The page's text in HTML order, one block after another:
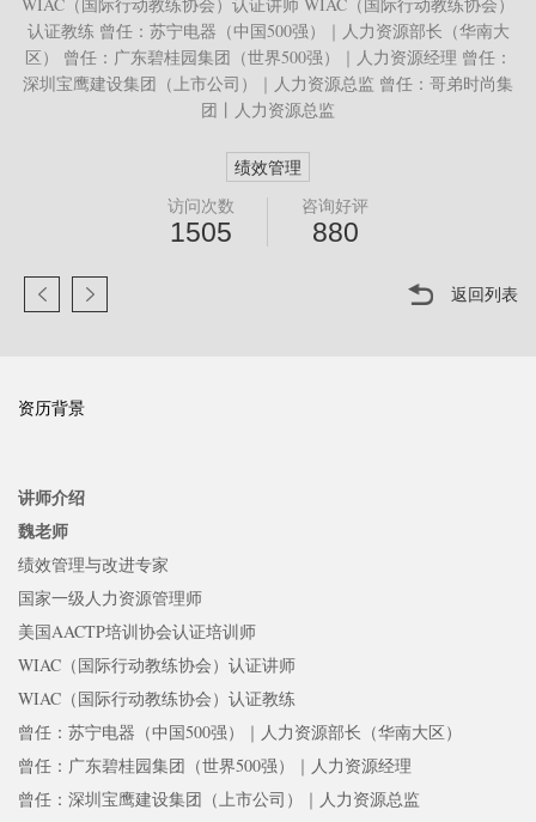
认证教练 曾任：苏宁电器（中国500强）｜人力资源部长（华南大
区） 曾任：广东碧桂园集团（世界500强）｜人力资源经理 曾任：
深圳宝鹰建设集团（上市公司）｜人力资源总监 曾任：哥弟时尚集
团丨人力资源总监
绩效管理
访问次数
1505
咨询好评
880
返回列表
资历背景
讲师介绍
魏老师
绩效管理与改进专家
国家一级人力资源管理师
美国AACTP培训协会认证培训师
WIAC（国际行动教练协会）认证讲师
WIAC（国际行动教练协会）认证教练
曾任：苏宁电器（中国500强）｜人力资源部长（华南大区）
曾任：广东碧桂园集团（世界500强）｜人力资源经理
曾任：深圳宝鹰建设集团（上市公司）｜人力资源总监